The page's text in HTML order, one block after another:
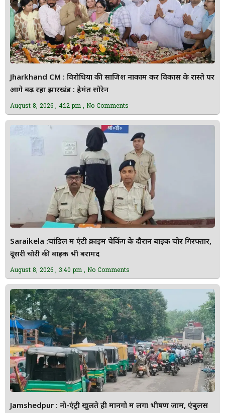
Jharkhand CM : विरोधियों की साजिश नाकाम कर विकास के रास्ते पर
आगे बढ़ रहा झारखंड : हेमंत सोरेन
August 8, 2026 4:12 pm No Comments
Saraikela :चांडिल में एंटी क्राइम चेकिंग के दौरान बाइक चोर गिरफ्तार,
दूसरी चोरी की बाइक भी बरामद
August 8, 2026 3:40 pm No Comments
Jamshedpur : नो-एंट्री खुलते ही मानगो में लगा भीषण जाम, एंबुलेंस